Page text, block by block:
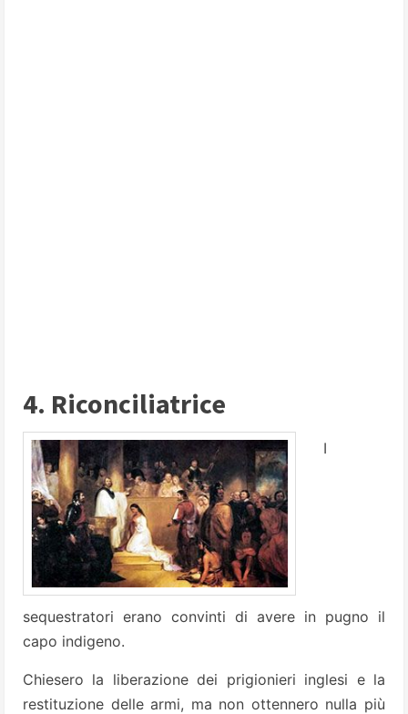
4. Riconciliatrice
I
sequestratori erano convinti di avere in pugno il
capo indigeno.
Chiesero la liberazione dei prigionieri inglesi e la
restituzione delle armi, ma non ottennero nulla più